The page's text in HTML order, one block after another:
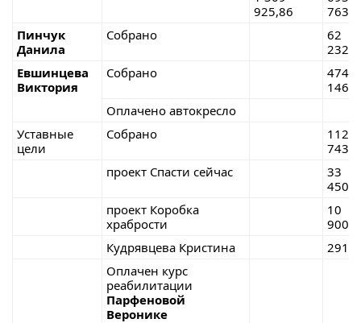
925,86
Пинчук
Данила
Собрано
62
Евшинцева
Виктория
Собрано
474
Оплачено автокресло
Уставные
цели
Собрано
112
проект Спасти сейчас
33
проект Коробка
храбрости
10
Кудрявцева Кристина
Оплачен курс
реабилитации
Парфеновой
Веронике